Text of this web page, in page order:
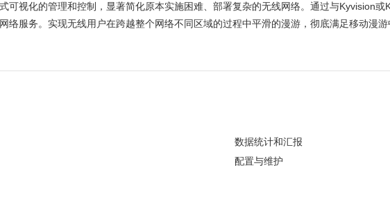
可视化的管理和控制，显著简化原本实施困难、部署复杂的无线网络。通过与Kyvision或
络服务。实现无线用户在跨越整个网络不同区域的过程中平滑的漫游，彻底满足移动漫
络
数据统计和汇报
支持多种设备信息的统计，例如在线
通
配置与维护